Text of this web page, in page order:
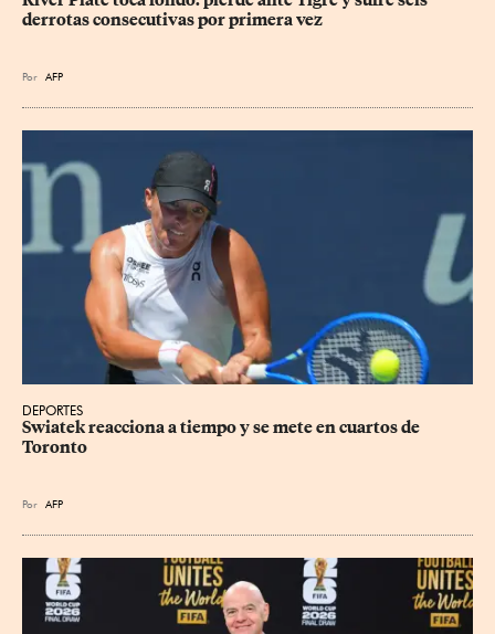
derrotas consecutivas por primera vez
Por AFP
DEPORTES
Swiatek reacciona a tiempo y se mete en cuartos de
Toronto
Por AFP